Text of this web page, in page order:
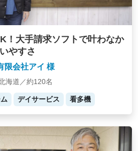
！大手請求ソフトで叶わなか
やすさ
限会社アイ 様
海道／約120名
デイサービス 看多機